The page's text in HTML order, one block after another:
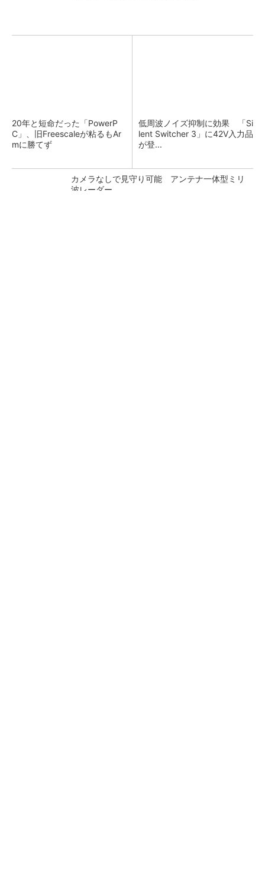
20年と短命だった「PowerP
C」、旧Freescaleが粘るもAr
mに勝てず
低周波ノイズ抑制に効果 「Si
lent Switcher 3」に42V入力品
が登...
カメラなしで見守り可能 アンテナ一体型ミリ
波レーダー